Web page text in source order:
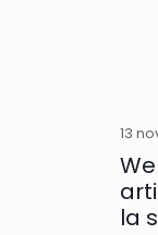
13
la